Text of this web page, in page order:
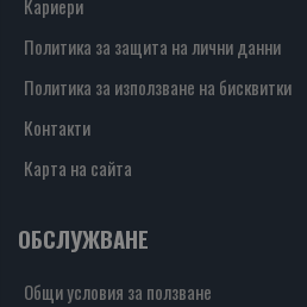
Кариери
Политика за защита на лични данни
Политика за използване на бисквитки
Контакти
Карта на сайта
ОБСЛУЖВАНЕ
Общи условия за ползване